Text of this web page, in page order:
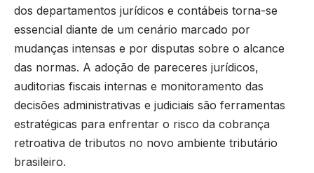
dos departamentos jurídicos e contábeis torna-se
essencial diante de um cenário marcado por
mudanças intensas e por disputas sobre o alcance
das normas. A adoção de pareceres jurídicos,
auditorias fiscais internas e monitoramento das
decisões administrativas e judiciais são ferramentas
estratégicas para enfrentar o risco da cobrança
retroativa de tributos no novo ambiente tributário
brasileiro.